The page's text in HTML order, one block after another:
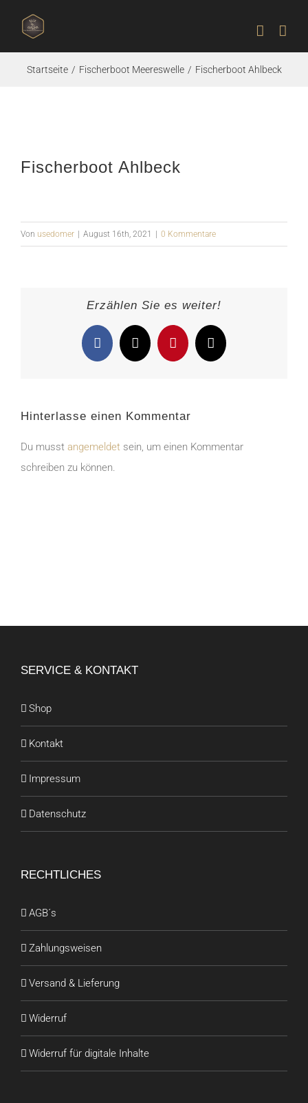
Inhalt
springen
Startseite Fischerboot Meereswelle Fischerboot Ahlbeck
Fischerboot Ahlbeck
Von usedomer August 16th, 2021 0 Kommentare
Erzählen Sie es weiter!
Facebook
X Pinterest
E-
Mail
Hinterlasse einen Kommentar
Du musst angemeldet sein, um einen Kommentar
schreiben zu können.
SERVICE & KONTAKT
Shop
Kontakt
Impressum
Datenschutz
RECHTLICHES
AGB´s
Zahlungsweisen
Versand & Lieferung
Widerruf
Widerruf für digitale Inhalte